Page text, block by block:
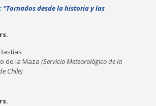
“Tornados desde la historia y las
de la Maza (Servicio Meteorológico de la
Chile)